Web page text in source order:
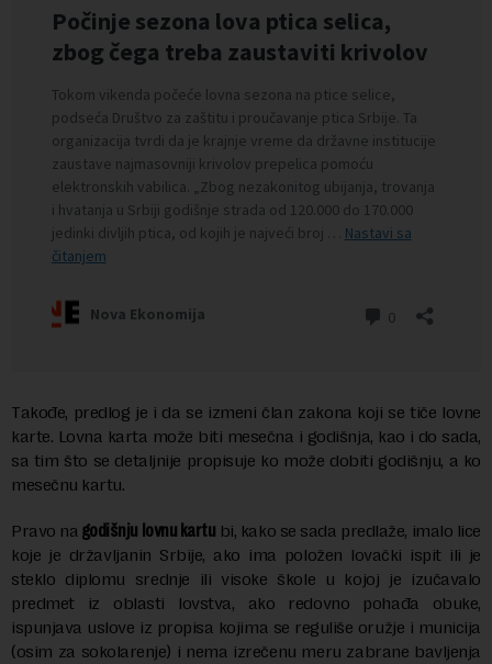
Тakođe, predlog je i da se izmeni član zakona koji se tiče lovne
karte. Lovna karta može biti mesečna i godišnja, kao i do sada,
sa tim što se detaljnije propisuje ko može dobiti godišnju, a ko
mesečnu kartu.
Pravo na godišnju lovnu kartu bi, kako se sada predlaže, imalo lice
koje je državljanin Srbije, ako ima položen lovački ispit ili je
steklo diplomu srednje ili visoke škole u kojoj je izučavalo
predmet iz oblasti lovstva, ako redovno pohađa obuke,
ispunjava uslove iz propisa kojima se reguliše oružje i municija
(osim za sokolarenje) i nema izrečenu meru zabrane bavljenja